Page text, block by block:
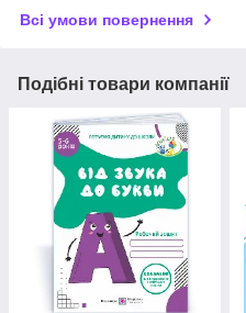
Всі умови повернення
Подібні товари компанії